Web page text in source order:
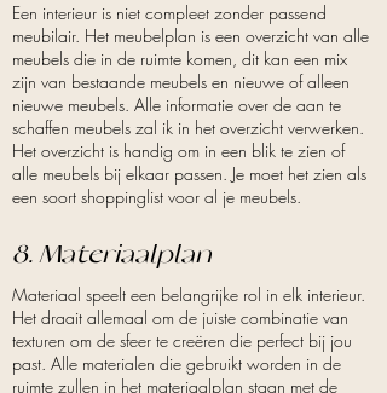
Een interieur is niet compleet zonder passend
meubilair. Het meubelplan is een overzicht van alle
meubels die in de ruimte komen, dit kan een mix
zijn van bestaande meubels en nieuwe of alleen
nieuwe meubels. Alle informatie over de aan te
schaffen meubels zal ik in het overzicht verwerken.
Het overzicht is handig om in een blik te zien of
alle meubels bij elkaar passen. Je moet het zien als
een soort shoppinglist voor al je meubels.
8. Materiaalplan
Materiaal speelt een belangrijke rol in elk interieur.
Het draait allemaal om de juiste combinatie van
texturen om de sfeer te creëren die perfect bij jou
past. Alle materialen die gebruikt worden in de
ruimte zullen in het materiaalplan staan met de